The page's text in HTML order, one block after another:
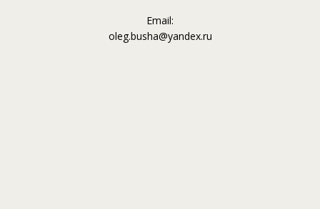
Email:
oleg.busha@yandex.ru